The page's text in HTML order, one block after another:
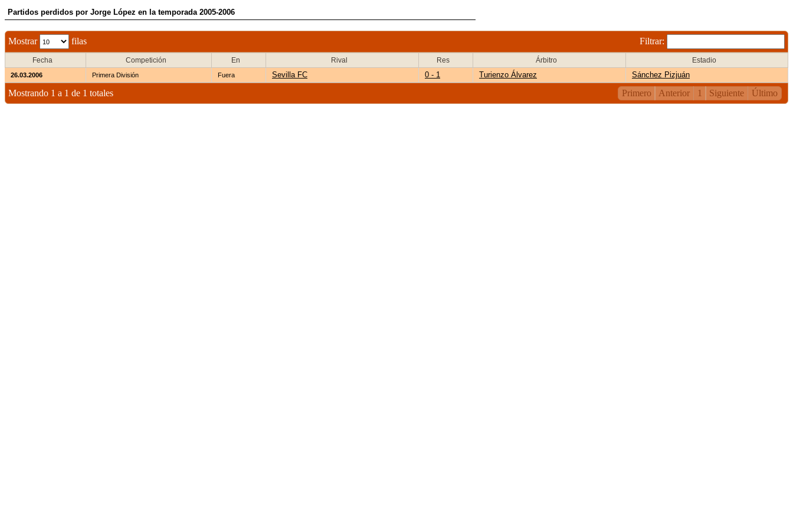
Partidos perdidos por Jorge López en la temporada 2005-2006
Mostrar filas Filtrar:
Fecha Competición En Rival Res Árbitro Estadio
26.03.2006 Primera División Fuera Sevilla FC 0 - 1 Turienzo Álvarez Sánchez Pizjuán
Mostrando 1 a 1 de 1 totales Primero Anterior 1 Siguiente Último